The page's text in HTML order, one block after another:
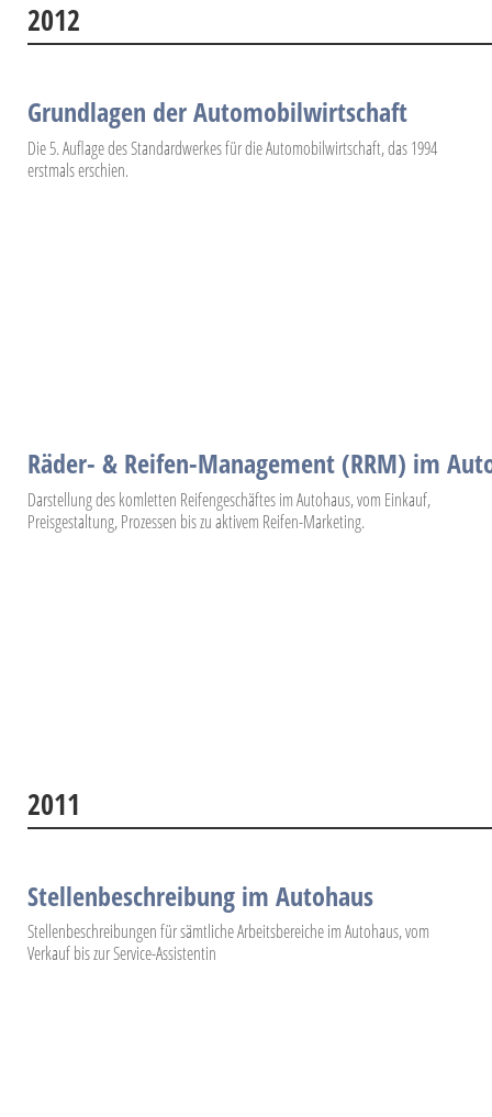
2012
Grundlagen der Automobilwirtschaft
Die 5. Auflage des Standardwerkes für die Automobilwirtschaft, das 1994
erstmals erschien.
Räder- & Reifen-Management (RRM) im
Darstellung des komletten Reifengeschäftes im Autohaus, vom Einkauf,
Preisgestaltung, Prozessen bis zu aktivem Reifen-Marketing.
2011
Stellenbeschreibung im Autohaus
Stellenbeschreibungen für sämtliche Arbeitsbereiche im Autohaus, vom
Verkauf bis zur Service-Assistentin